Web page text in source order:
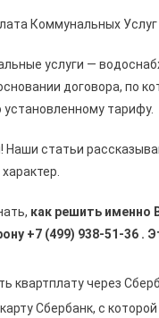
услуги —
договора, по
установленному тарифу.
Наши статьи
как решить именно
+7 (499) 938-51-36 .
квартплату через
Сбербанк, с